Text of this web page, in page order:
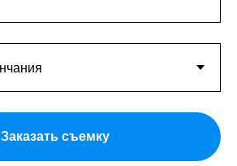
Заказать съемку